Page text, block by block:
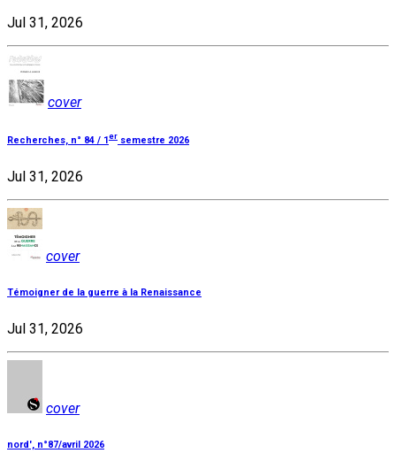
Jul 31, 2026
cover
Recherches, n° 84 / 1 er semestre 2026
Jul 31, 2026
cover
Témoigner de la guerre à la Renaissance
Jul 31, 2026
cover
nord', n°87/avril 2026